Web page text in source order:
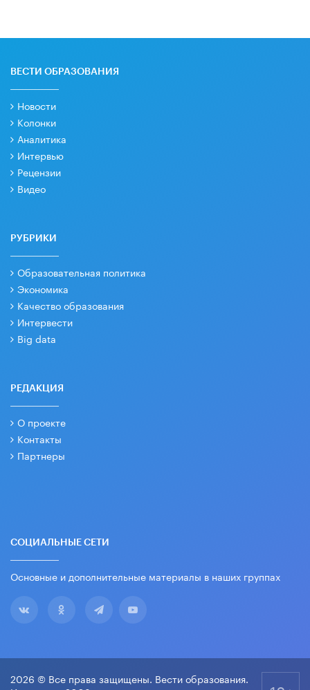
ВЕСТИ ОБРАЗОВАНИЯ
Новости
Колонки
Аналитика
Интервью
Рецензии
Видео
РУБРИКИ
Образовательная политика
Экономика
Качество образования
Интервести
Big data
РЕДАКЦИЯ
О проекте
Контакты
Партнеры
СОЦИАЛЬНЫЕ СЕТИ
Основные и дополнительные материалы в наших группах
2026 © Все права защищены. Вести образования.